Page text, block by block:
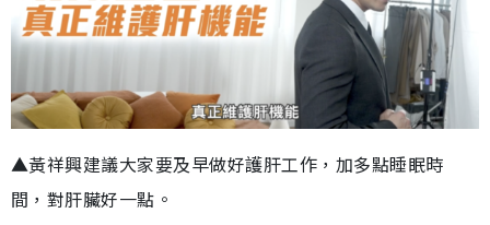
▲黃祥興建議大家要及早做好護肝工作，加多點睡眠時
間，對肝臟好一點。